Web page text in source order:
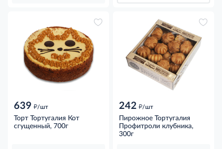
639 д/шт
Торт Тортугалия Кот
сгущенный, 700г
242 д/шт
Пирожное Тортугалия
Профитроли клубника,
300г